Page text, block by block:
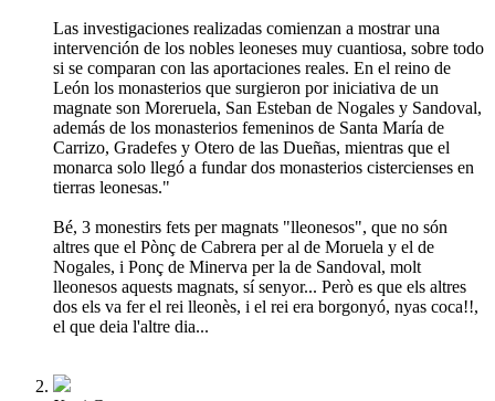
Las investigaciones realizadas comienzan a mostrar una
intervención de los nobles leoneses muy cuantiosa, sobre todo
si se comparan con las aportaciones reales. En el reino de
León los monasterios que surgieron por iniciativa de un
magnate son Moreruela, San Esteban de Nogales y Sandoval,
además de los monasterios femeninos de Santa María de
Carrizo, Gradefes y Otero de las Dueñas, mientras que el
monarca solo llegó a fundar dos monasterios cistercienses en
tierras leonesas."
Bé, 3 monestirs fets per magnats "lleonesos", que no són
altres que el Pònç de Cabrera per al de Moruela y el de
Nogales, i Ponç de Minerva per la de Sandoval, molt
lleonesos aquests magnats, sí senyor... Però es que els altres
dos els va fer el rei lleonès, i el rei era borgonyó, nyas coca!!,
el que deia l'altre dia...